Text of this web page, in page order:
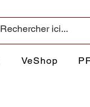
VeShop